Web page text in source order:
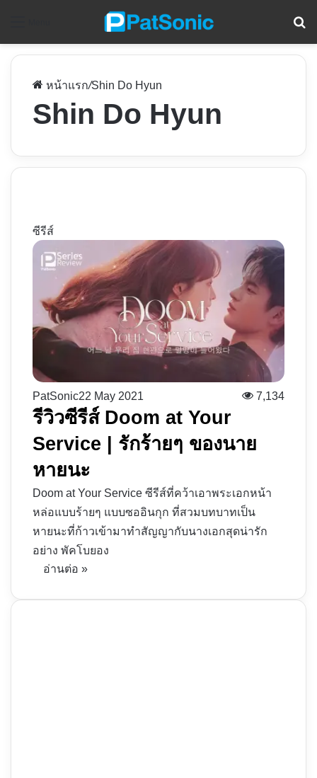
หน้าแรก/Shin Do Hyun
Shin Do Hyun
ซีรีส์
PatSonic22 May 2021 7,134
รีวิวซีรีส์ Doom at Your
Service | รักร้ายๆ ของนาย
หายนะ
Doom at Your Service ซีรีส์ที่คว้าเอาพระเอกหน้า
หล่อแบบร้ายๆ แบบซออินกุก ที่สวมบทบาทเป็น
หายนะที่ก้าวเข้ามาทำสัญญากับนางเอกสุดน่ารัก
อย่าง พัคโบยอง
อ่านต่อ »